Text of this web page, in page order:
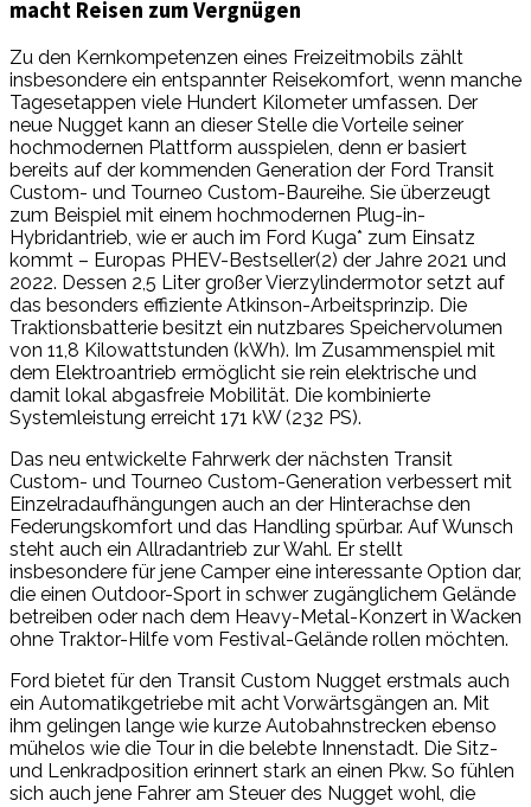
macht Reisen zum Vergnügen
Zu den Kernkompetenzen eines Freizeitmobils zählt
insbesondere ein entspannter Reisekomfort, wenn manche
Tagesetappen viele Hundert Kilometer umfassen. Der
neue Nugget kann an dieser Stelle die Vorteile seiner
hochmodernen Plattform ausspielen, denn er basiert
bereits auf der kommenden Generation der Ford Transit
Custom- und Tourneo Custom-Baureihe. Sie überzeugt
zum Beispiel mit einem hochmodernen Plug-in-
Hybridantrieb, wie er auch im Ford Kuga* zum Einsatz
kommt – Europas PHEV-Bestseller(2) der Jahre 2021 und
2022. Dessen 2,5 Liter großer Vierzylindermotor setzt auf
das besonders effiziente Atkinson-Arbeitsprinzip. Die
Traktionsbatterie besitzt ein nutzbares Speichervolumen
von 11,8 Kilowattstunden (kWh). Im Zusammenspiel mit
dem Elektroantrieb ermöglicht sie rein elektrische und
damit lokal abgasfreie Mobilität. Die kombinierte
Systemleistung erreicht 171 kW (232 PS).
Das neu entwickelte Fahrwerk der nächsten Transit
Custom- und Tourneo Custom-Generation verbessert mit
Einzelradaufhängungen auch an der Hinterachse den
Federungskomfort und das Handling spürbar. Auf Wunsch
steht auch ein Allradantrieb zur Wahl. Er stellt
insbesondere für jene Camper eine interessante Option dar,
die einen Outdoor-Sport in schwer zugänglichem Gelände
betreiben oder nach dem Heavy-Metal-Konzert in Wacken
ohne Traktor-Hilfe vom Festival-Gelände rollen möchten.
Ford bietet für den Transit Custom Nugget erstmals auch
ein Automatikgetriebe mit acht Vorwärtsgängen an. Mit
ihm gelingen lange wie kurze Autobahnstrecken ebenso
mühelos wie die Tour in die belebte Innenstadt. Die Sitz-
und Lenkradposition erinnert stark an einen Pkw. So fühlen
sich auch jene Fahrer am Steuer des Nugget wohl, die